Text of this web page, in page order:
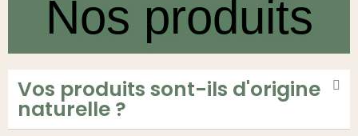
Nos produits
Vos produits sont-ils d'origine
naturelle ?